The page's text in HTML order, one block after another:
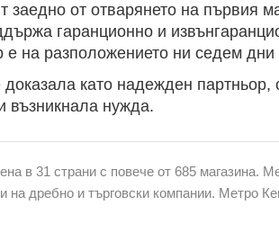
заедно от отварянето на първия
гаранционно и
е на разположението ни седем
като надежден партньор,
възникнала нужда.
в 31 страни с повече от 685 магазина.
на дребно и търговски компании. Метро